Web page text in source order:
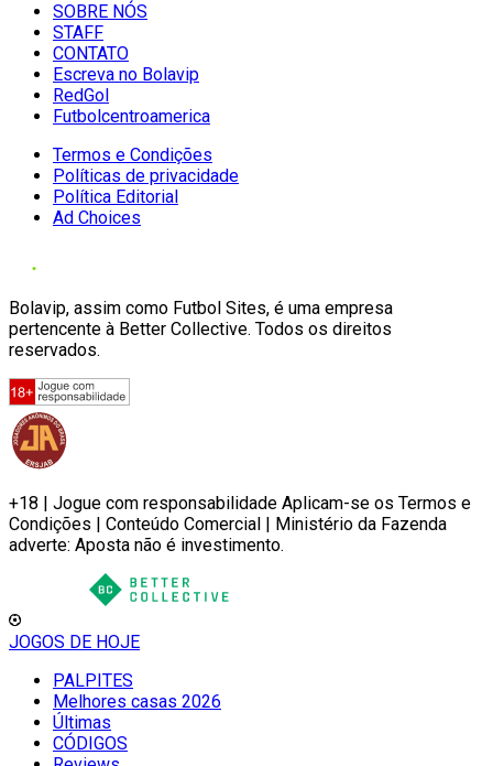
SOBRE NÓS
STAFF
CONTATO
Escreva no Bolavip
RedGol
Futbolcentroamerica
Termos e Condições
Políticas de privacidade
Política Editorial
Ad Choices
Bolavip, assim como Futbol Sites, é uma empresa
pertencente à Better Collective. Todos os direitos
reservados.
+18 | Jogue com responsabilidade Aplicam-se os Termos e
Condições | Conteúdo Comercial | Ministério da Fazenda
adverte: Aposta não é investimento.
JOGOS DE HOJE
PALPITES
Melhores casas 2026
Últimas
CÓDIGOS